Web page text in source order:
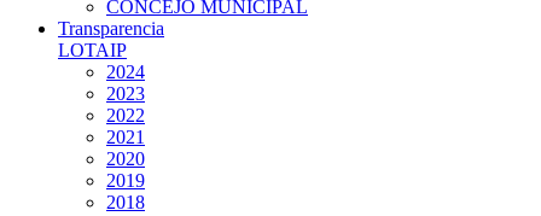
CONCEJO MUNICIPAL
Transparencia
LOTAIP
2024
2023
2022
2021
2020
2019
2018